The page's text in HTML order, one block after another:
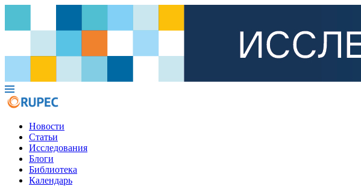
Новости
Статьи
Исследования
Блоги
Библиотека
Календарь